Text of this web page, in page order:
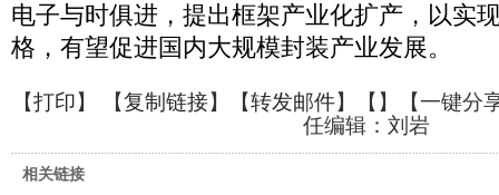
电子与时俱进，提出框架产业化扩产，以实
格，有望促进国内大规模封装产业发展。
【打印】 【复制链接】【转发邮件】【 】
【一键分
任编辑：刘岩
相关链接